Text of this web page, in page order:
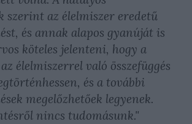
szerint az élelmiszer eredetű
és annak alapos gyanúját is
köteles jelenteni, hogy a
élelmiszerrel való összefüggés
és a további
megelőzhetőek legyenek.
nincs tudomásunk."